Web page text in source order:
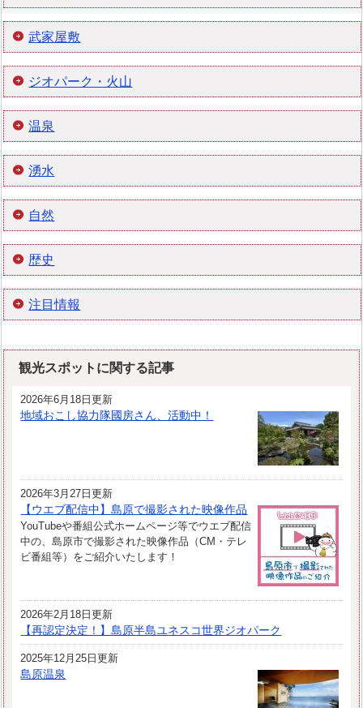
武家屋敷
ジオパーク・火山
温泉
湧水
自然
歴史
注目情報
観光スポットに関する記事
2026年6月18日更新
地域おこし協力隊國房さん、活動中！
2026年3月27日更新
【ウエブ配信中】島原で撮影された映像作品
YouTubeや番組公式ホームページ等でウエブ配信
中の、島原市で撮影された映像作品（CM・テレ
ビ番組等）をご紹介いたします！
2026年2月18日更新
【再認定決定！】島原半島ユネスコ世界ジオパーク
2025年12月25日更新
島原温泉